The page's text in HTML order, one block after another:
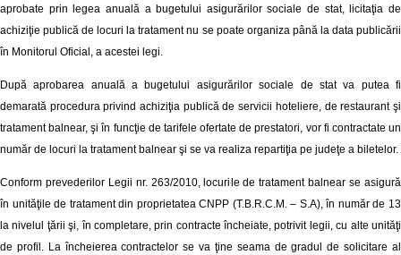
aprobate prin legea anuală a bugetului asigurărilor sociale de stat, licitaţia de
achiziţie publică de locuri la tratament nu se poate organiza până la data publicării
în Monitorul Oficial, a acestei legi.
După aprobarea anuală a bugetului asigurărilor sociale de stat va putea fi
demarată procedura privind achiziţia publică de servicii hoteliere, de restaurant şi
tratament balnear, şi în funcţie de tarifele ofertate de prestatori, vor fi contractate un
număr de locuri la tratament balnear şi se va realiza repartiţia pe judeţe a biletelor.
Conform prevederilor Legii nr. 263/2010, locurile de tratament balnear se asigură
în unităţile de tratament din proprietatea CNPP (T.B.R.C.M. – S.A), în număr de 13
la nivelul ţării şi, în completare, prin contracte încheiate, potrivit legii, cu alte unităţi
de profil. La încheierea contractelor se va ţine seama de gradul de solicitare al